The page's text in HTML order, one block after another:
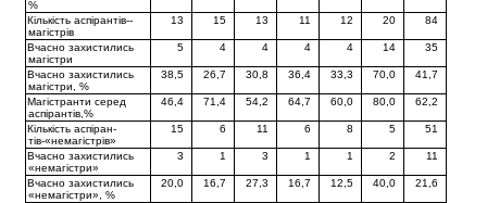
%
Кількість аспірантів-­
магістрів
13 15 13 11 12 20 84
Вчасно захистились
магістри
5 4 4 4 4 14 35
Вчасно захистились
магістри, %
38,5 26,7 30,8 36,4 33,3 70,0 41,7
Магістранти серед
аспірантів,%
46,4 71,4 54,2 64,7 60,0 80,0 62,2
Кількість аспіран­
тів-­«немагістрів»
15 6 11 6 8 5 51
Вчасно захистились
«немагістри»
3 1 3 1 1 2 11
Вчасно захистились
«немагістри», %
20,0 16,7 27,3 16,7 12,5 40,0 21,6